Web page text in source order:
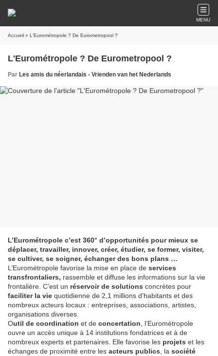
MENU
Accueil » L'Eurométropole ? De Eurometropool ?
L'Eurométropole ? De Eurometropool ?
Par Les amis du néerlandais - Vrienden van het Nederlands
L’Eurométropole c’est 360° d’opportunités pour mieux se
déplacer, travailler, innover, créer, étudier, se former, visiter,
se cultiver, se soigner, échanger des bons plans …
L’Eurométropole favorise la mise en place de services
transfrontaliers, rassemble et diffuse les informations sur la vie
frontalière. C’est un réservoir de solutions concrètes pour
faciliter la vie quotidienne de 2,1 millions d’habitants et des
nombreux acteurs locaux : entreprises, associations, artistes,
organisations diverses.
Outil de coordination et de concertation , l’Eurométropole
ouvre un accès unique à 14 institutions fondatrices et à de
nombreux experts et partenaires. Elle favorise les projets et les
échanges de proximité entre les acteurs publics , la société